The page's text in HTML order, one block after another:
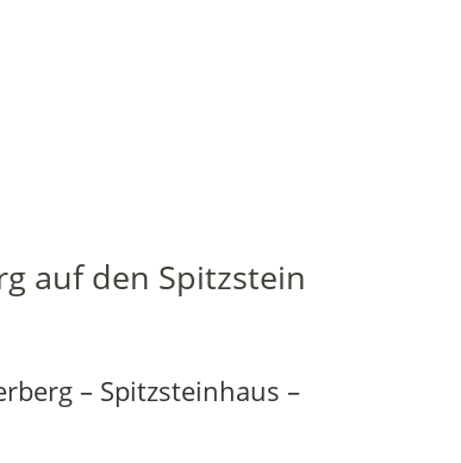
auf den Spitzstein
– Spitzsteinhaus –